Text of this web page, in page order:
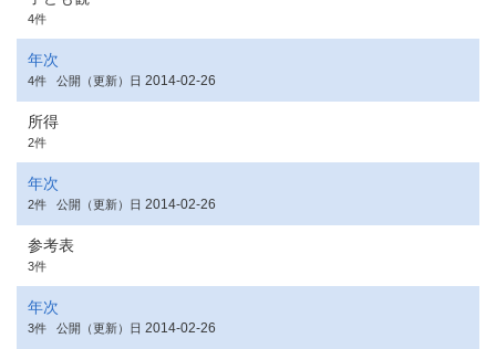
4件
年次
4件 公開（更新）日 2014-02-26
所得
2件
年次
2件 公開（更新）日 2014-02-26
参考表
3件
年次
3件 公開（更新）日 2014-02-26